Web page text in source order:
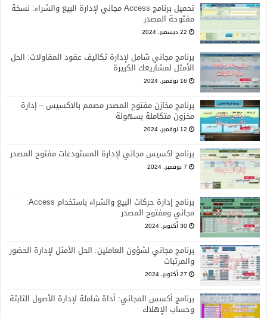
تحميل برنامج Access مجاني لإدارة البيع والشراء: نسخة
مفتوحة المصدر
22 ديسمبر، 2024
برنامج مجاني شامل لإدارة تكاليف عقود المقاولات: الحل
الأمثل لمشاريعك الكبيرة
16 نوفمبر، 2024
برنامج مخازن مفتوح المصدر مصمم بالاكسيس – إدارة
مخزون متكاملة بسهولة
12 نوفمبر، 2024
برنامج اكسيس مجاني لإدارة المستودعات مفتوح المصدر
7 نوفمبر، 2024
برنامج إدارة حركات البيع والشراء باستخدام Access:
مجاني ومفتوح المصدر
30 أكتوبر، 2024
برنامج مجاني لشؤون العاملين: الحل الأمثل لإدارة الحضور
والمرتبات
27 أكتوبر، 2024
برنامج أكسس المجاني: أداة شاملة لإدارة الأصول الثابتة
وحساب الإهلاك